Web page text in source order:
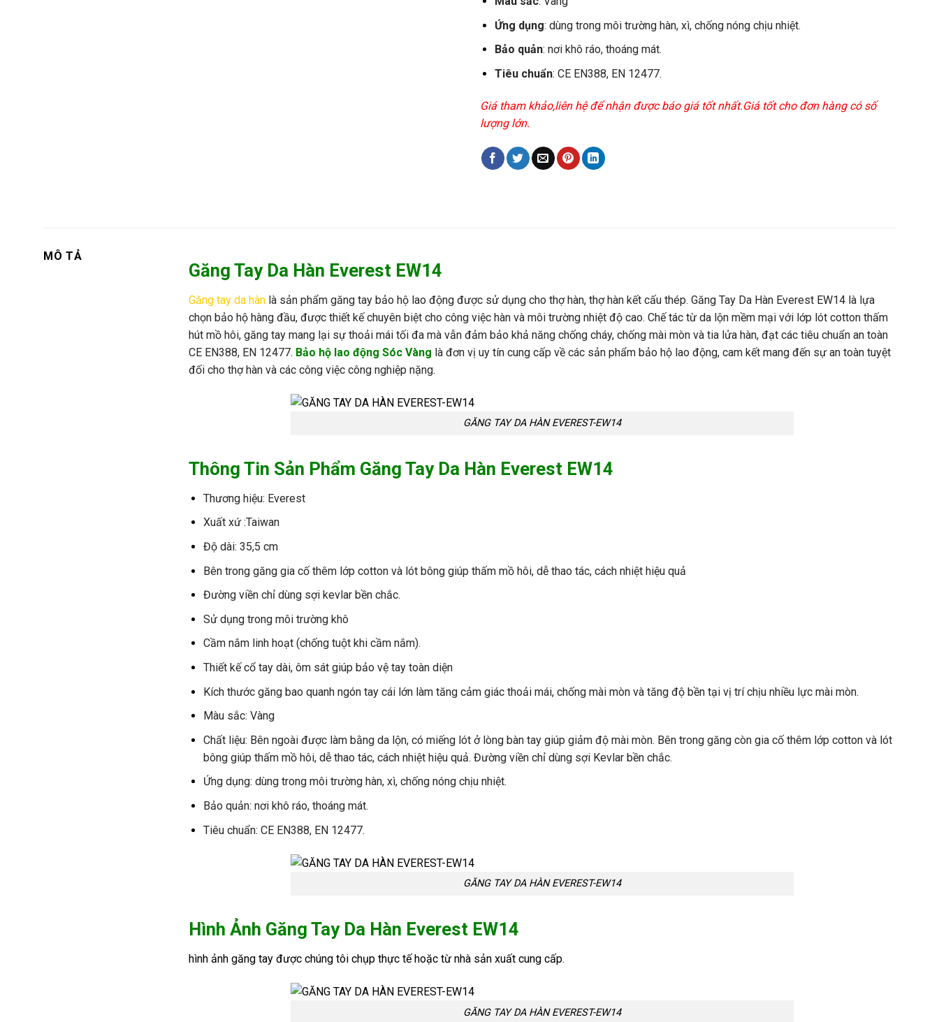
Ứng dụng: dùng trongmôi trườnghàn, xì, chống nóng chịu nhiệt.
Bảo quản: nơi khô ráo, thoáng mát.
Tiêuchuẩn: CE EN388, EN 12477.
Giá tham khảo,liên hệ để nhận được báo giá tốt nhất.Giá tốt cho đơn hàng có số
lượng lớn.
MÔ TẢ
Găng Tay Da Hàn Everest EW14
Găng tay da hàn là sản phẩm găng tay bảo hộ lao động được sử dụng cho thợ hàn, thợ hàn kết cấu thép.Găng Tay Da Hàn Everest EW14 là lựa
chọn bảo hộ hàngđầu,được thiết kế chuyên biệt cho công việc hàn và môi trườngnhiệt độ cao. Chế tác từ da lộnmềm mại với lớp lót cotton thấm
hút mồ hôi, găng tay mang lại sự thoải mái tốiđa mà vẫnđảm bảo khả năng chống cháy,chống mài mòn và tia lửa hàn, đạt cáctiêu chuẩn an toàn
CE EN388, EN 12477. Bảo hộ lao động Sóc Vàng là đơn vị uy tín cungcấp về các sản phẩm bảo hộ lao động, camkết mangđến sự an toàn tuyệt
đối cho thợ hàn vàcác công việc côngnghiệp nặng.
GĂNG TAY DA HÀN EVEREST-EW14
Thông Tin Sản Phẩm Găng Tay Da Hàn Everest EW14
Thương hiệu: Everest
Xuất xứ :Taiwan
Độ dài: 35,5 cm
Bêntrong găng gia cố thêm lớp cotton và lót bông giúp thấm mồ hôi,dễ thao tác,cách nhiệthiệu quả
Đường viền chỉ dùng sợi kevlar bền chắc.
Sử dụng trong môi trường khô
Cầm nắm linh hoạt (chống tuột khi cầmnắm).
Thiết kế cổ tay dài,ôm sát giúp bảo vệ tay toàn diện
Kíchthước găng baoquanh ngón tay cái lớn làm tăng cảmgiác thoải mái,chống mài mòn và tăng độ bền tại vị tríchịu nhiều lực màimòn.
Màu sắc: Vàng
Chất liệu: Bênngoài được làm bằng da lộn, có miếng lótở lòng bàn tay giúp giảmđộ mài mòn. Bên trong găng còn giacố thêm lớp cotton và lót
bông giúp thấm mồhôi, dễ thaotác,cách nhiệt hiệu quả.Đường viền chỉdùng sợi Kevlar bền chắc.
Ứng dụng:dùng trong môitrường hàn, xì, chống nóng chịu nhiệt.
Bảo quản: nơikhô ráo,thoáng mát.
Tiêu chuẩn: CE EN388, EN 12477.
GĂNG TAY DA HÀN EVEREST-EW14
Hình Ảnh Găng Tay Da Hàn Everest EW14
hình ảnh găng tay được chúng tôi chụp thực tế hoặc từ nhà sản xuất cung cấp.
GĂNG TAY DA HÀN EVEREST-EW14